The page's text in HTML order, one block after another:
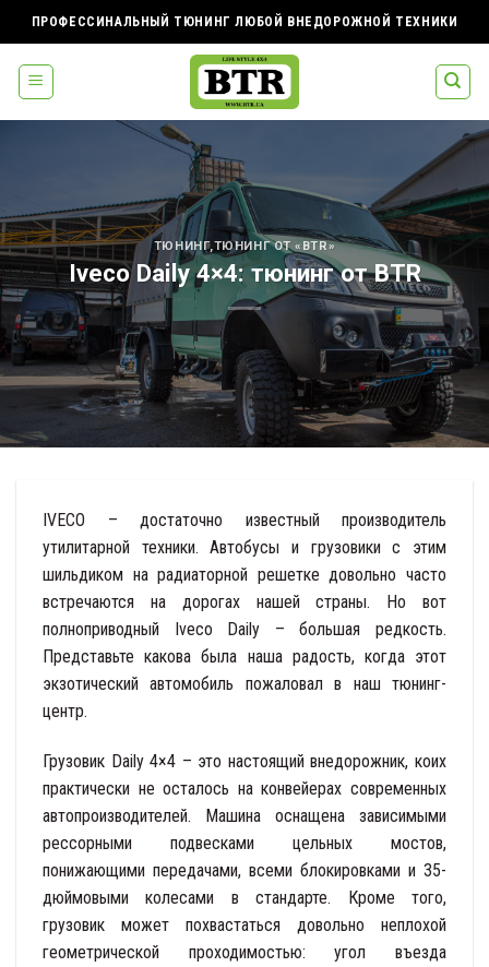
to
content
ПРОФЕССИНАЛЬНЫЙ ТЮНИНГ ЛЮБОЙ ВНЕДОРОЖНОЙ ТЕХНИКИ
ТЮНИНГ,ТЮНИНГ ОТ «BTR»
Iveco Daily 4×4: тюнинг от BTR
IVECO – достаточно известный производитель
утилитарной техники. Автобусы и грузовики с этим
шильдиком на радиаторной решетке довольно часто
встречаются на дорогах нашей страны. Но вот
полноприводный Iveco Daily – большая редкость.
Представьте какова была наша радость, когда этот
экзотический автомобиль пожаловал в наш тюнинг-
центр.
Грузовик Daily 4×4 – это настоящий внедорожник, коих
практически не осталось на конвейерах современных
автопроизводителей. Машина оснащена зависимыми
рессорными подвесками цельных мостов,
понижающими передачами, всеми блокировками и 35-
дюймовыми колесами в стандарте. Кроме того,
грузовик может похвастаться довольно неплохой
геометрической проходимостью: угол въезда